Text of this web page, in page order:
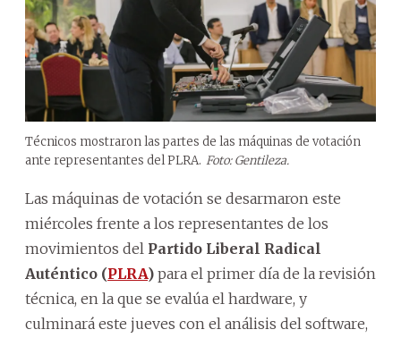
Técnicos mostraron las partes de las máquinas de votación
ante representantes del PLRA. Foto: Gentileza.
Las máquinas de votación se desarmaron este
miércoles frente a los representantes de los
movimientos del Partido Liberal Radical
Auténtico (PLRA) para el primer día de la revisión
técnica, en la que se evalúa el hardware, y
culminará este jueves con el análisis del software,